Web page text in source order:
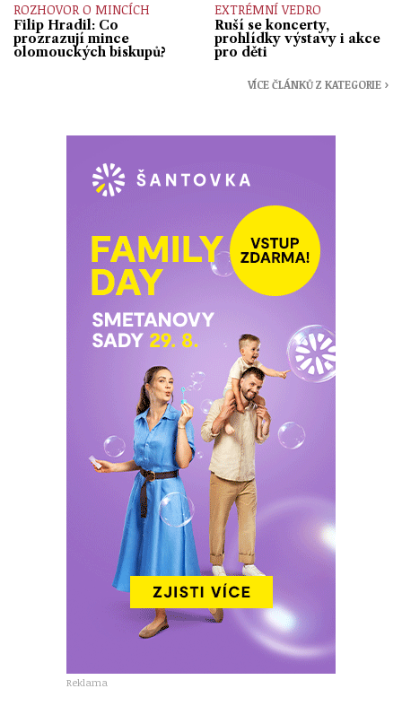
ROZHOVOR O MINCÍCH
Filip Hradil: Co
prozrazují mince
olomouckých biskupů?
EXTRÉMNÍ VEDRO
Ruší se koncerty,
prohlídky výstavy i akce
pro děti
VÍCE ČLÁNKŮ Z KATEGORIE ›
Reklama